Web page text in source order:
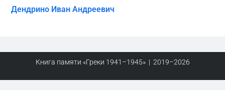
Дендрино Иван Андреевич
Книга памяти «Греки 1941–1945» | 2019–2026